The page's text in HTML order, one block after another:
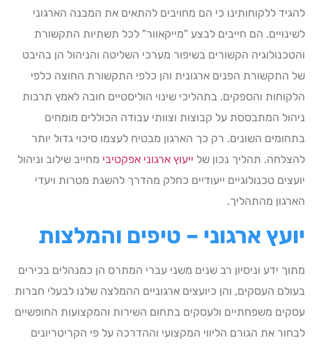
להגיד ללקוחותינו כי הם מחויבים להתאים את המבנה הארגוני
לשינויים. הם חייבים לבצע "מייקאוור" לכל תשתיות התקשורת
והטכנולוגיה הקשורים בשיפור מערכי השליטה והניהול הן בהיבט
של התקשורת הפנים ארגונית והן כלפי התקשורת החוצה כלפי
הלקוחות והספקים. בתהליכי שינוי הוליסטיים חובה לאמץ תרבות
ניהול המתבססת על קבוצות וצוותי עבודה הכוללים מומחים
בתחומים השונים. רק כך הארגון מבטיח לעצמו סיכוי גדול יותר
להצלחה. תהליך נכון של ייעוץ ארגוני אפקטיבי מחייב שילוב וניהול
יועצים טכנולוגיים ייעודיים כחלק מהדרך להשגת מטרות ויעדי
הארגון מהתהליך.
יועץ ארגוני – טיפים והמלצות
מתוך ידע וניסיון רב שנים משני עברי המתרס הן כמנהלים בכירים
בעולם העסקים, והן כיועצים ארגוניים ההמלצה שלנו לבעלי חברות
עסקים משפחתיים ולעסקים בתחום השירות והמקצועות החופשיים
לבחור את הגורם הליווי המקצועי וההדרכה על פי הקריטריונים